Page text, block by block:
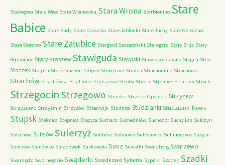
Sławogóra Stara Wieś Stara Wiśniewka Stara Wrona Starbienino Stare
Babice Stare Budy Stare Drawsko Stare Jabłonki Stare Juchy Stare Osieczno
Stare Worowo Stare Załubice Stargard Szczeciński Starogard Stary Brus Stary
Bógpomóż Stary Kraszew Stawiguda Stawiski Stawisko Stawno Stegna Stilo
Stoczek Stolpen Stolzenhagen Stopsk Stowęcino Strabla Strachomino Strachowo
Strachów Strachówka Stralsund Straszewo Stroby Strojec Stromiec Strubiny Strych
Strzegocin Strzegowo Strzelce Strzelce Opolskie Strzyżew
Strzyżewo Strzyżmin Strzyżów Sttenwijk Studnica Studzianki Studzianki Nowe
Stupsk Stęknica Stępnica Stężyca Suchacz Suchedniów Suchodół Suchy Las Sufczyn
Sulechów Sulejów Sulerzyż Sulibórz Sulinowo Sulisławice Sulmierzyce Sulęcin
Sumowo Sumówko Suradówek Suskowola Susz Suwałki Svendborg Swarzewo
Swarzędz Swornegacie Swąderki Swędkowo Syberia Sypitki Szadek Szadki